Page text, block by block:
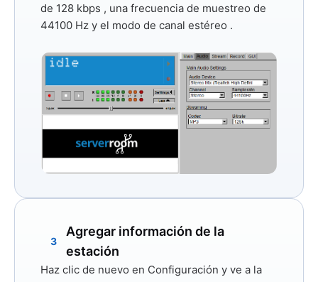
de 128 kbps , una frecuencia de muestreo de
44100 Hz y el modo de canal estéreo .
3
Agregar información de la
estación
Haz clic de nuevo en Configuración y ve a la